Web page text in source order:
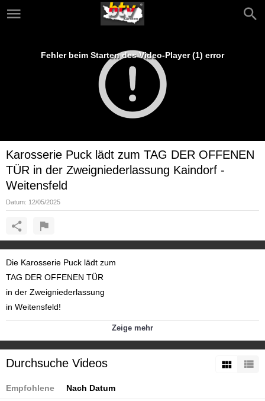
Fehler beim Starten des Video-Player (1) error
Karosserie Puck lädt zum TAG DER OFFENEN
TÜR in der Zweigniederlassung Kaindorf -
Weitensfeld
Datum: 12/05/2025
Die Karosserie Puck lädt zum
TAG DER OFFENEN TÜR
in der Zweigniederlassung
in Weitensfeld!
WO: Kaindorf 66, 9344 Weitensfeld
Das Team von Karosserie Puck freut sich auf Ihren Besuch!
Zeige mehr
Durchsuche Videos
Empfohlene Nach Datum